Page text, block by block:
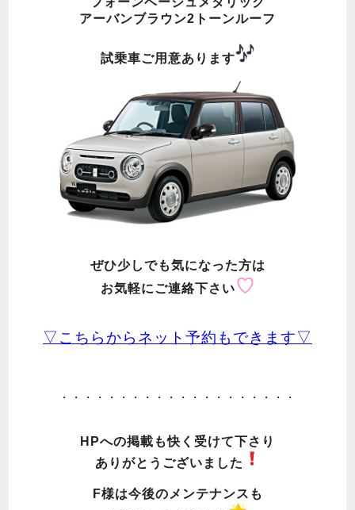
アーバンブラウン2トーンルーフ
試乗車ご用意あります
ぜひ少しでも気になった方は
お気軽にご連絡下さい♡
▽こちらからネット予約もでき ます▽
・・・・・・・・・・・・・・・・・・・・
HPへの掲載も快く受けて下さり
ありがとうございました
F様は今後のメンテナンスも